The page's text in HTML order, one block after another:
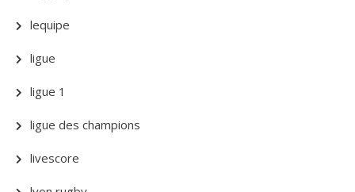
lequipe
ligue
ligue 1
ligue des champions
livescore